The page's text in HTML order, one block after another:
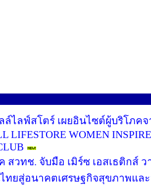
ล์ไลฟ์สโตร์ เผยอินไซต์ผู้บริโภค
LIFESTORE WOMEN
สวทช. จับมือ เมิร์ซ เอสเธติกส์ ว
ทยสู่อนาคตเศรษฐกิจสุขภาพแล